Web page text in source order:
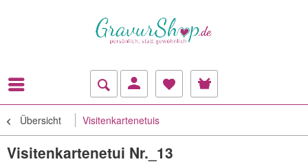
Übersicht Visitenkartenetuis
Visitenkartenetui Nr._13